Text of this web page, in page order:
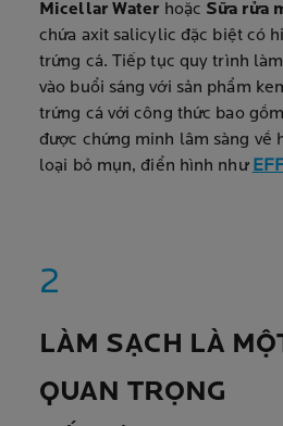
Micellar Water hoặc Sữa rửa
chứa axit salicylic đặc biệt có
trứng cá. Tiếp tục quy trình
vào buổi sáng với sản phẩm
trứng cá với công thức bao
được chứng minh lâm sàng về
loại bỏ mụn, điển hình như
LÀM SẠCH LÀ
QUAN TRỌNG